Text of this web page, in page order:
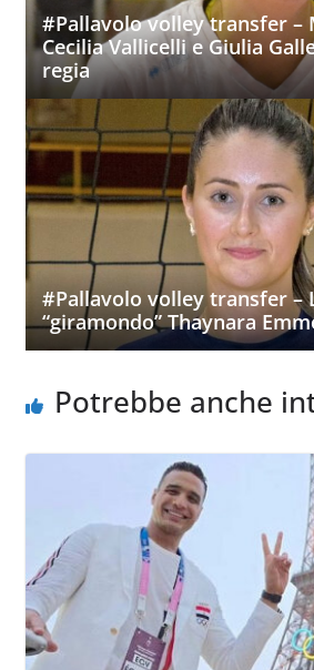
#Pallavolo volley transfer –
Cecilia Vallicelli e Giulia
regia
#Pallavolo volley transfer –
“giramondo” Thaynara
Potrebbe anche